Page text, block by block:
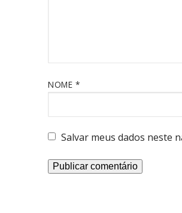
NOME *
Salvar meus dados neste